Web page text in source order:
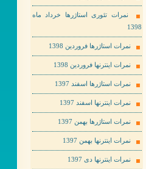
نمرات تئوری استاژرها خرداد ماه
1398
نمرات استاژرها فروردین 1398
نمرات اینترنها فروردین 1398
نمرات استاژرها اسفند 1397
نمرات اینترنها اسفند 1397
نمرات استاژرها بهمن 1397
نمرات اینترنها بهمن 1397
نمرات اینترنها دی 1397